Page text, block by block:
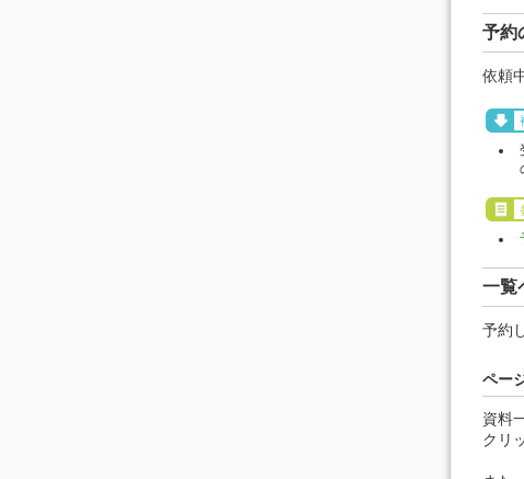
予約
依頼
一覧
予約
ペー
資料
クリ